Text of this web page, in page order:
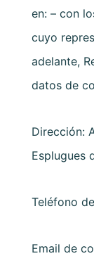
en: –con
cuyo
adelante,
datos de
Dirección:
Esplugues
Teléfono
Email de